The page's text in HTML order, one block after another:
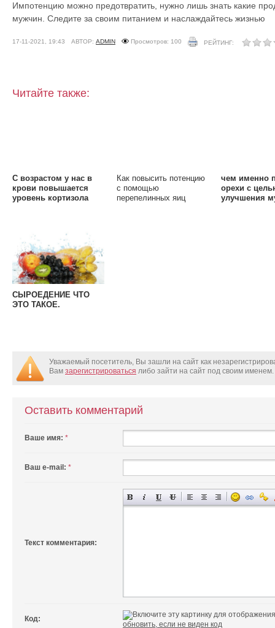
Импотенцию можно предотвратить, нужно лишь знать какие
мужчин. Следите за своим питанием и наслаждайтесь жизнью
17-11-2021, 19:43 АВТОР: ADMIN Просмотров: 100 РЕЙТИНГ:
Читайте также:
С возрастом у нас в
крови повышается
уровень кортизола
Как повысить потенцию
с помощью
перепелинных яиц
чем именно
орехи с
улучшения
СЫРОЕДЕНИЕ ЧТО
ЭТО ТАКОЕ.
Уважаемый посетитель, Вы зашли на сайт как
Вам зарегистрироваться либо зайти на сайт под своим именем.
Оставить комментарий
Ваше имя: *
Ваш e-mail: *
Текст комментария:
Код:
обновить, если не виден код